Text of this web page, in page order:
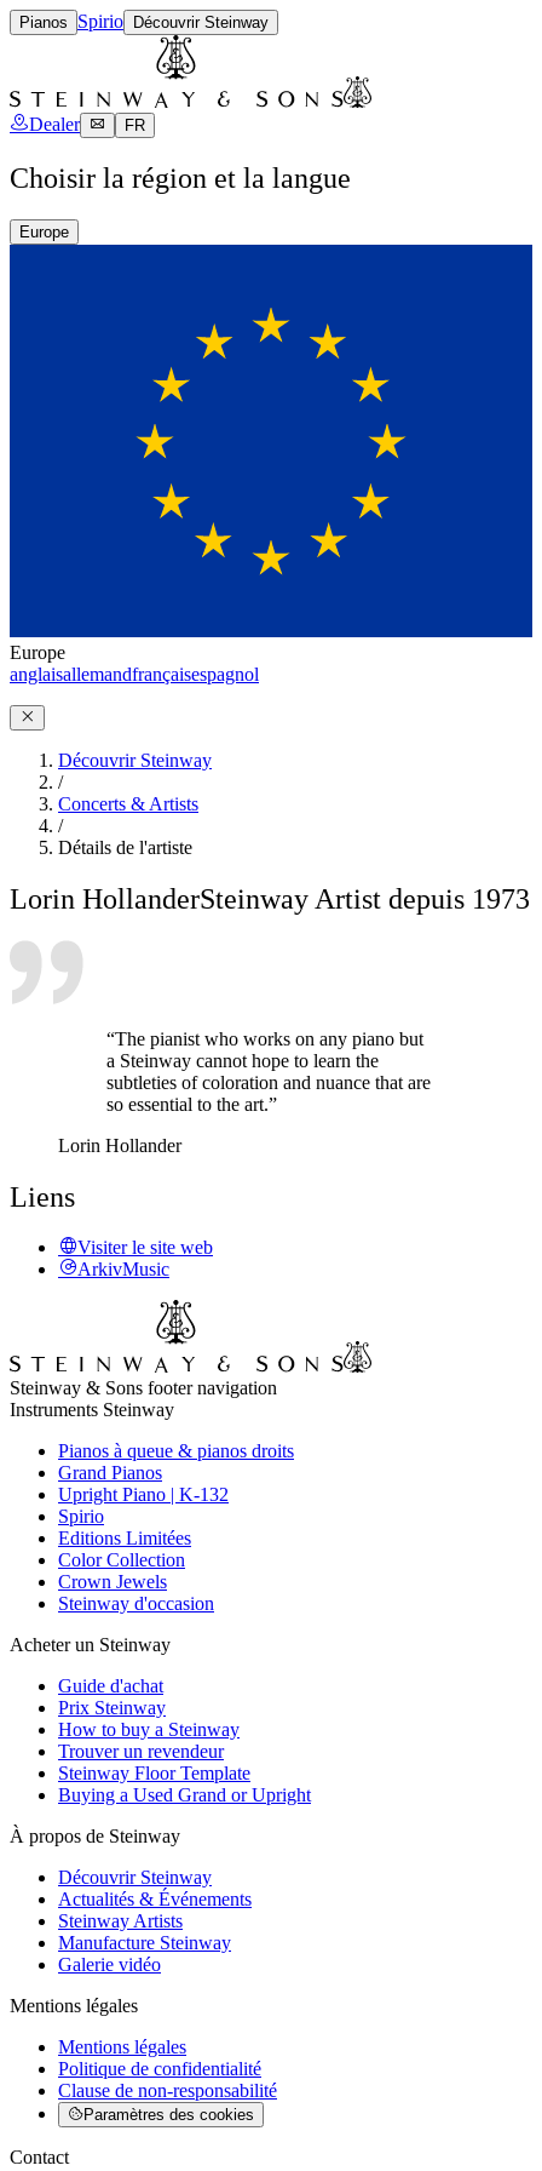
Pianos Spirio Découvrir Steinway
Dealer FR
Choisir la région et la langue
Europe
Europe
anglaisallemandfrançaisespagnol
Découvrir Steinway
/
Concerts & Artists
/
Détails de l'artiste
Lorin HollanderSteinway Artist depuis 1973
“The pianist who works on any piano but
a Steinway cannot hope to learn the
subtleties of coloration and nuance that are
so essential to the art.”
Lorin Hollander
Liens
Visiter le site web
ArkivMusic
Steinway & Sons footer navigation
Instruments Steinway
Pianos à queue & pianos droits
Grand Pianos
Upright Piano | K-132
Spirio
Editions Limitées
Color Collection
Crown Jewels
Steinway d'occasion
Acheter un Steinway
Guide d'achat
Prix Steinway
How to buy a Steinway
Trouver un revendeur
Steinway Floor Template
Buying a Used Grand or Upright
À propos de Steinway
Découvrir Steinway
Actualités & Événements
Steinway Artists
Manufacture Steinway
Galerie vidéo
Mentions légales
Mentions légales
Politique de confidentialité
Clause de non-responsabilité
Paramètres des cookies
Contact